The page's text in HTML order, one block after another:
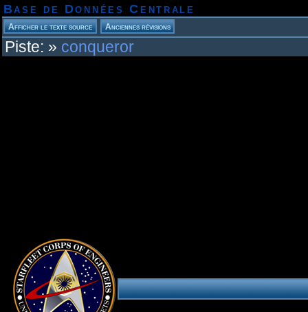
Base de Données Centrale
Piste: » conqueror